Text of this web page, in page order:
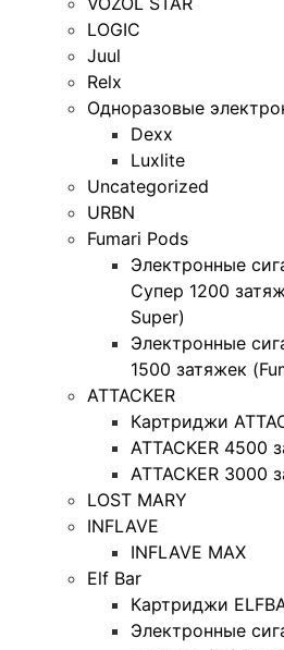
LOGIC
Juul
Relx
Одноразовые
Dexx
Luxlite
Uncategorized
URBN
Fumari Pods
Электронные
Супер 1200
Super)
Электронные
1500 затяжек
ATTACKER
Картриджи
ATTACKER 4500
ATTACKER 3000
LOST MARY
INFLAVE
INFLAVE MAX
Elf Bar
Картриджи
Электронные